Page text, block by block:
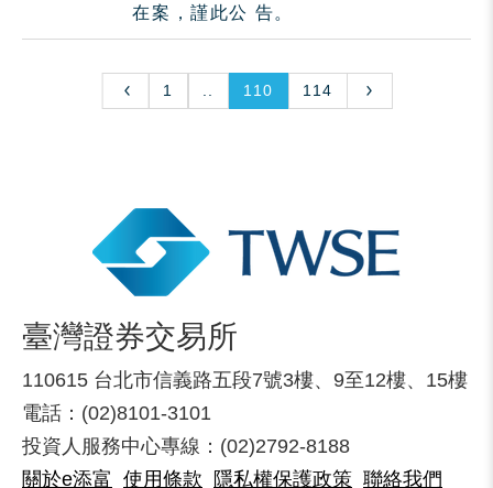
在案，謹此公 告。
1 110 114
臺灣證券交易所
110615 台北市信義路五段7號3樓、9至12樓、15樓
電話：(02)8101-3101
投資人服務中心專線：(02)2792-8188
關於e添富 使用條款 隱私權保護政策 聯絡我們